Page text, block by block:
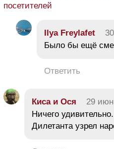
посетителей
Ilya Freylafet
Было бы ещё
Ответить
Киса и Ося 29
Ничего удивительно.
Дилетанта узрел